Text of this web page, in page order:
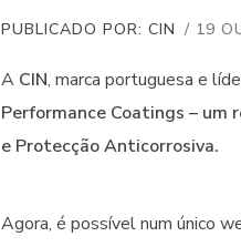
PUBLICADO POR: CIN / 19
A CIN, marca portuguesa e
Performance Coatings – um
e Protecção Anticorrosiva.
Agora, é possível num único